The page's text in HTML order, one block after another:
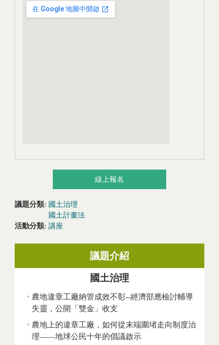
線上報名
議題分類: 國土治理
國土計畫法
活動分類: 講座
議題介紹
國土治理
農地違章工廠納管成效不彰--經濟部應檢討輔導
失靈，公開「雙金」收支
農地上的違章工廠，如何從末端圍堵走向制度治
理——地球公民十年的倡議啟示